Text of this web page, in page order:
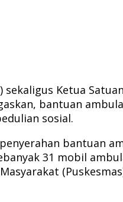
Ketua
bantuan
sosial.
bantuan
31 mobil